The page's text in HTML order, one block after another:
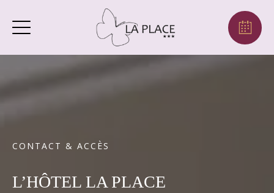
CONTACT & ACCÈS
L’HÔTEL LA PLACE